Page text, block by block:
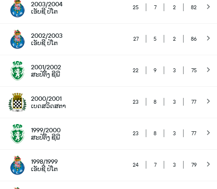
2003/2004
ເອັບຊີ ປໍໂຕ
25 7 2 82
2002/2003
ເອັບຊີ ປໍໂຕ
27 5 2 86
2001/2002
ສະປໍຕິິງ ຊີພີ
22 9 3 75
2000/2001
ເບດສວິດສຕາ
23 8 3 77
1999/2000
ສະປໍຕິິງ ຊີພີ
23 8 3 77
1998/1999
ເອັບຊີ ປໍໂຕ
24 7 3 79